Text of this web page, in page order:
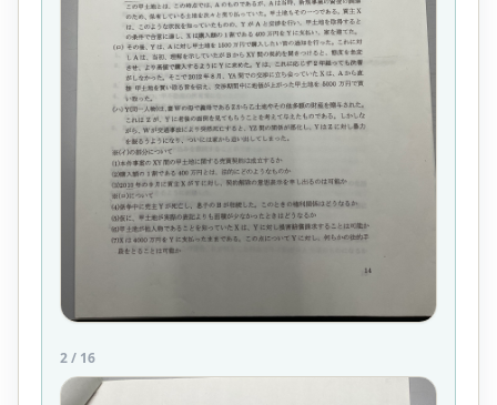
2/ 16